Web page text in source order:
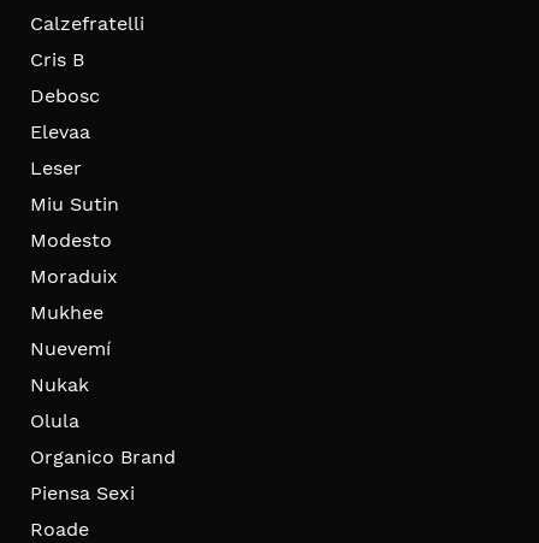
Calzefratelli
Cris B
Debosc
Elevaa
Leser
Miu Sutin
Modesto
Moraduix
Mukhee
Nuevemí
Nukak
Olula
Organico Brand
Piensa Sexi
Roade